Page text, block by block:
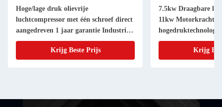
Hoge/lage druk olievrije
luchtcompressor met één schroef direct
aangedreven 1 jaar garantie Industriële
roterende schroefcompressoren reserve
Krijg Beste Prijs
7.5kw Draagbare
11kw Motorkracht
Energiebron Opties
Krijg